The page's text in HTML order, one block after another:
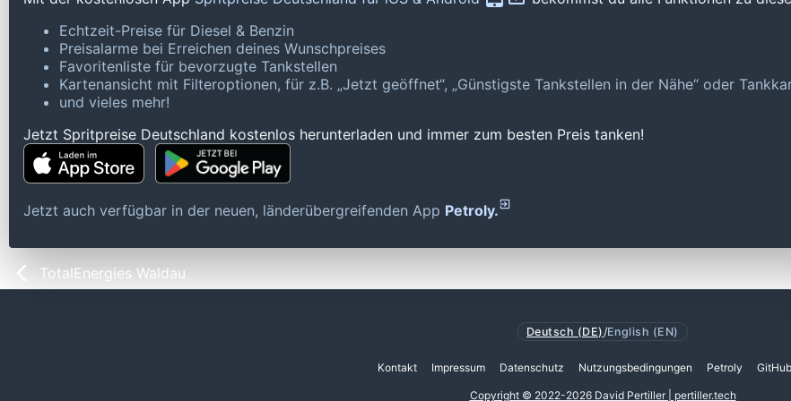
Echtzeit-Preise für Diesel & Benzin
Preisalarme bei Erreichen deines Wunschpreises
Favoritenliste für bevorzugte Tankstellen
Kartenansicht mit Filteroptionen, für z.B. „Jetzt geöffnet“, „Günstigste Tankstellen in der Nähe“ oder
und vieles mehr!
Jetzt Spritpreise Deutschland kostenlos herunterladen und immer zum besten Preis tanken!
Jetzt auch verfügbar in der neuen, länderübergreifenden App Petroly.
TotalEnergies Waldau
Deutsch (DE) /English (EN)
Kontakt Impressum Datenschutz Nutzungsbedingungen Petroly GitHub
Copyright © 2022-2026 David Pertiller | pertiller.tech